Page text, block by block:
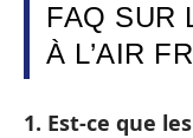
FAQ SUR
À L’AIR
1. Est-ce que